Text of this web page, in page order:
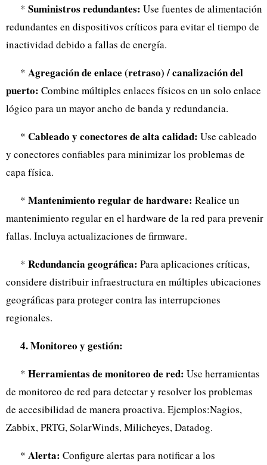
* Suministros redundantes: Use fuentes de alimentación
redundantes en dispositivos críticos para evitar el tiempo de
inactividad debido a fallas de energía.
* Agregación de enlace (retraso) / canalización del
puerto: Combine múltiples enlaces físicos en un solo enlace
lógico para un mayor ancho de banda y redundancia.
* Cableado y conectores de alta calidad: Use cableado
y conectores confiables para minimizar los problemas de
capa física.
* Mantenimiento regular de hardware: Realice un
mantenimiento regular en el hardware de la red para prevenir
fallas. Incluya actualizaciones de firmware.
* Redundancia geográfica: Para aplicaciones críticas,
considere distribuir infraestructura en múltiples ubicaciones
geográficas para proteger contra las interrupciones
regionales.
4. Monitoreo y gestión:
* Herramientas de monitoreo de red: Use herramientas
de monitoreo de red para detectar y resolver los problemas
de accesibilidad de manera proactiva. Ejemplos:Nagios,
Zabbix, PRTG, SolarWinds, Milicheyes, Datadog.
* Alerta: Configure alertas para notificar a los